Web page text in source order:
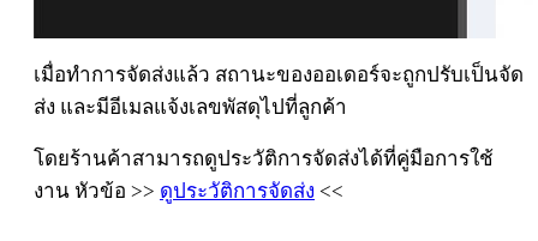
เมื่อทำการจัดส่งแล้ว สถานะของออเดอร์จะถูกปรับเป็นจัด
ส่ง และมีอีเมลแจ้งเลขพัสดุไปที่ลูกค้า
โดยร้านค้าสามารถดูประวัติการจัดส่งได้ที่คู่มือการใช้
งาน หัวข้อ >> ดูประวัติการจัดส่ง <<